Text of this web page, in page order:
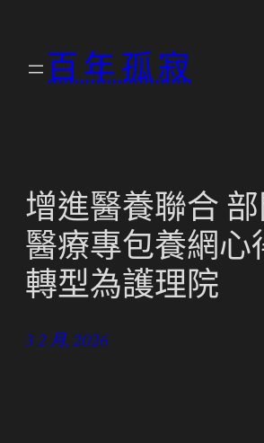
百年孤寂
增進醫養聯合
醫療專包養網心
轉型為護理院
3 2 月, 2026